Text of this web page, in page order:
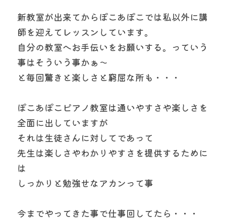
新教室が出来てからぽこあぽこでは私以外に講
師を迎えてレッスンしています。
自分の教室へお手伝いをお願いする。っていう
事はそういう事かぁ～
と毎回驚きと楽しさと窮屈な所も・・・
ぽこあぽこピアノ教室は通いやすさや楽しさを
全面に出していますが
それは生徒さんに対してであって
先生は楽しさやわかりやすさを提供するために
は
しっかりと勉強せなアカンって事
今までやってきた事で仕事回してたら・・・